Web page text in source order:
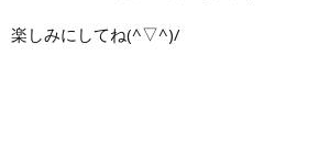
楽しみにしてね(^▽^)/